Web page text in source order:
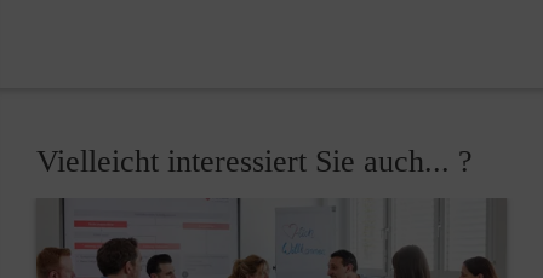
Vielleicht interessiert Sie auch... ?